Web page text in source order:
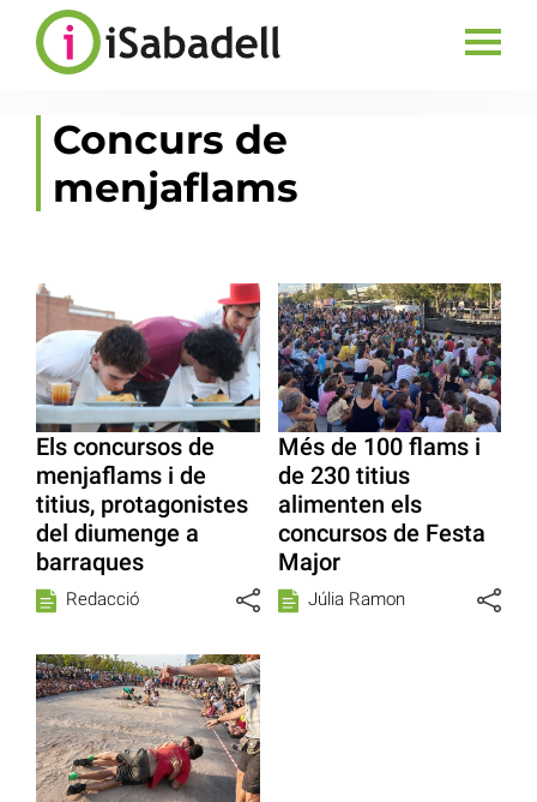
Concurs de
menjaflams
Els concursos de
menjaflams i de
titius, protagonistes
del diumenge a
barraques
Redacció
Més de 100 flams i
de 230 titius
alimenten els
concursos de Festa
Major
Júlia Ramon